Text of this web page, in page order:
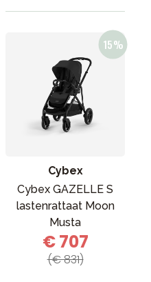
Cybex
Cybex GAZELLE S
lastenrattaat Moon
Musta
€ 707
(€ 831)